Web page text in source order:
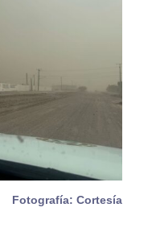
Fotografía: Cortesía